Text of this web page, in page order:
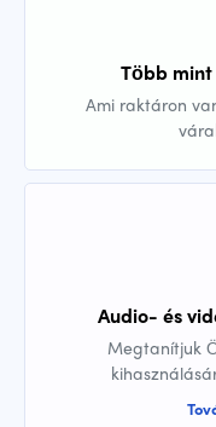
Több
Ami raktáron
Audio- és
Megtanítjuk